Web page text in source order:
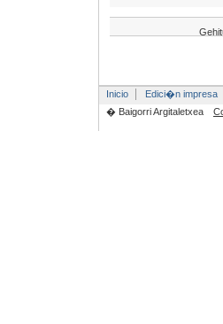
Inicio Edici�n impresa
� Baigorri Argitaletxea